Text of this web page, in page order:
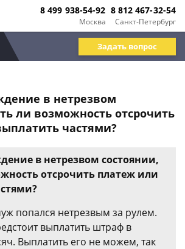
Москва
8 499 938-54-92
Санкт-Петербург
8 812 467-32-54
Задать вопрос
в нетрезвом
ли возможность отсрочить
частями?
в нетрезвом состоянии,
отсрочить платеж или
попался нетрезвым за рулем.
выплатить штраф в
Выплатить его не можем, так